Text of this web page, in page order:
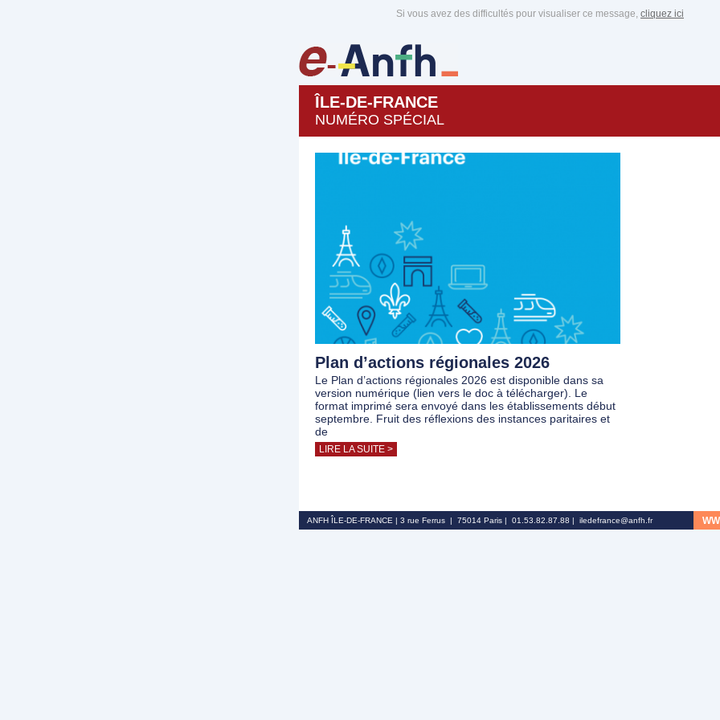
Si vous avez des difficultés pour visualiser ce message, cliquez ici
ÎLE-DE-FRANCE
NUMÉRO SPÉCIAL
Plan d’actions régionales 2026
Le Plan d’actions régionales 2026 est disponible dans sa
version numérique (lien vers le doc à télécharger). Le
format imprimé sera envoyé dans les établissements début
septembre. Fruit des réflexions des instances paritaires et
de
LIRE LA SUITE >
ANFH ÎLE-DE-FRANCE | 3 rue Ferrus | 75014 Paris | 01.53.82.87.88 | iledefrance@anfh.fr